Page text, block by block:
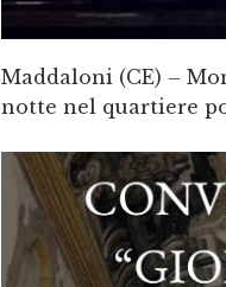
Maddaloni (CE) –
notte nel quartiere